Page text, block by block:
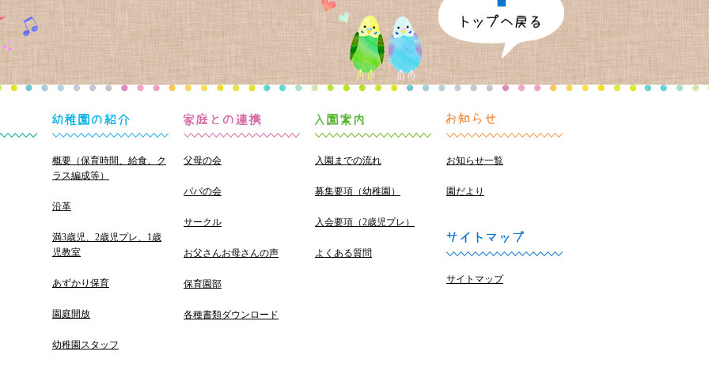
概要（保育時間、給食、ク
ラス編成等）
沿革
満3歳児、2歳児プレ、1歳
児教室
あずかり保育
園庭開放
幼稚園スタッフ
父母の会
パパの会
サークル
お父さんお母さんの声
保育園部
各種書類ダウンロード
入園までの流れ
募集要項（幼稚園）
入会要項（2歳児プレ）
よくある質問
お知らせ一覧
園だより
サイトマップ